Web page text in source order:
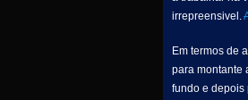
irrepreensivel.
Em termos de
para montante
fundo e depois